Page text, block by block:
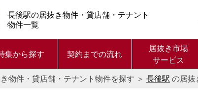
長後駅の居抜き物件・貸店舗・テナント
物件一覧
集から探す 契約までの流れ
居抜き市場
サービス
物件・貸店舗・テナント物件を探す ＞ 長後駅 の居抜